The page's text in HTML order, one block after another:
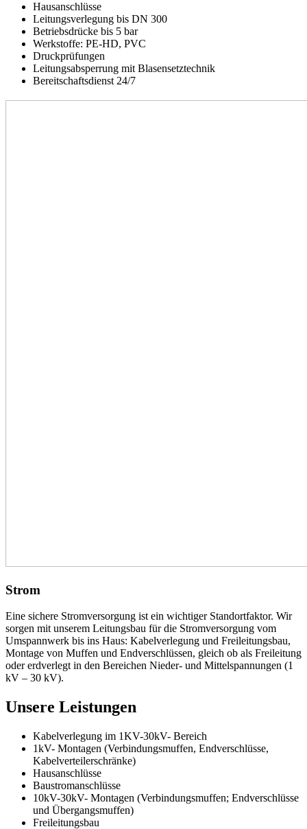
Hausanschlüsse
Leitungsverlegung bis DN 300
Betriebsdrücke bis 5 bar
Werkstoffe: PE-HD, PVC
Druckprüfungen
Leitungsabsperrung mit Blasensetztechnik
Bereitschaftsdienst 24/7
Strom
Eine sichere Stromversorgung ist ein wichtiger Standortfaktor. Wir
sorgen mit unserem Leitungsbau für die Stromversorgung vom
Umspannwerk bis ins Haus: Kabelverlegung und Freileitungsbau,
Montage von Muffen und Endverschlüssen, gleich ob als Freileitung
oder erdverlegt in den Bereichen Nieder- und Mittelspannungen (1
kV – 30 kV).
Unsere Leistungen
Kabelverlegung im 1KV-30kV- Bereich
1kV- Montagen (Verbindungsmuffen, Endverschlüsse,
Kabelverteilerschränke)
Hausanschlüsse
Baustromanschlüsse
10kV-30kV- Montagen (Verbindungsmuffen; Endverschlüsse
und Übergangsmuffen)
Freileitungsbau